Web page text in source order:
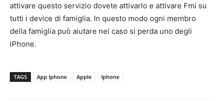
attivare questo servizio dovete attivarlo e attivare Fmi su
tutti i device di famiglia. In questo modo ogni membro
della famiglia può aiutare nel caso si perda uno degli
iPhone.
TAGS App Iphone Apple Iphone